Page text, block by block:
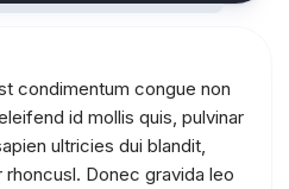
condimentum congue non
id mollis quis, pulvinar
ultricies dui blandit,
Donec gravida leo